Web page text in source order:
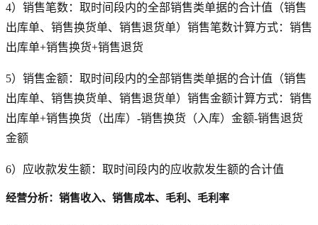
4）销售笔数：取时间段内的全部销售类单据的合计值（销售
出库单、销售换货单、销售退货单）销售笔数计算方式：销售
出库单+销售换货+销售退货
5）销售金额：取时间段内的全部销售类单据的合计值（销售
出库单、销售换货单、销售退货单）销售金额计算方式：销售
出库单+销售换货（出库）-销售换货（入库）金额-销售退货
金额
6）应收款发生额：取时间段内的应收款发生额的合计值
经营分析：销售收入、销售成本、毛利、毛利率